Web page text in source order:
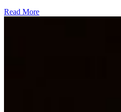
Read More